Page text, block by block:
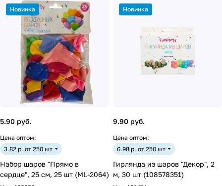
Новинка
5.90 руб.
Цена оптом:
3.82 р. от 250 шт
Набор шаров "Прямо в
сердце", 25 см, 25 шт (ML-2064)
Новинка
9.90 руб.
Цена оптом:
6.98 р. от 250 шт
Гирлянда из шаров "Декор", 2
м, 30 шт (108578351)